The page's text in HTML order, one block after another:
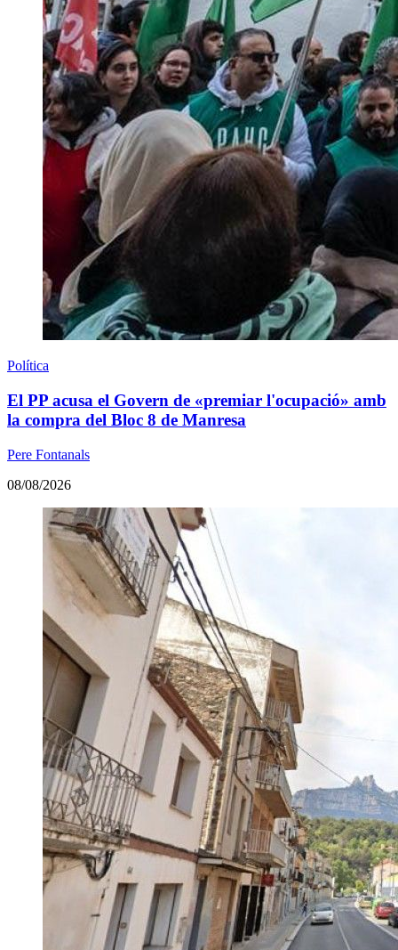
Política
El PP acusa el Govern de «premiar l'ocupació» amb
la compra del Bloc 8 de Manresa
Pere Fontanals
08/08/2026